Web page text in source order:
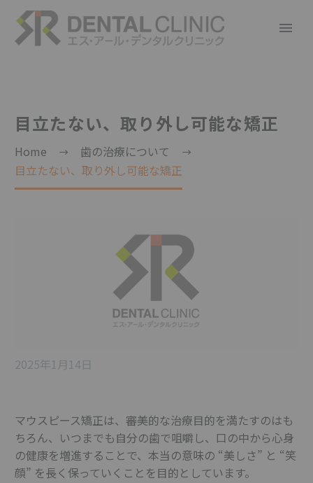
目立たない、取り外し可能な矯正
Home
歯の治療について
目立たない、取り外し可能な矯正
2025年1月14日
マウスピース矯正は、審美的な治療目的を満たすのはも
ちろん、いつまでも自分の歯で咀嚼し、口の中から心身
の健康を増進することで、本当の意味の “美しさ” と “笑
顔” を長く保っていくことを目的としています。